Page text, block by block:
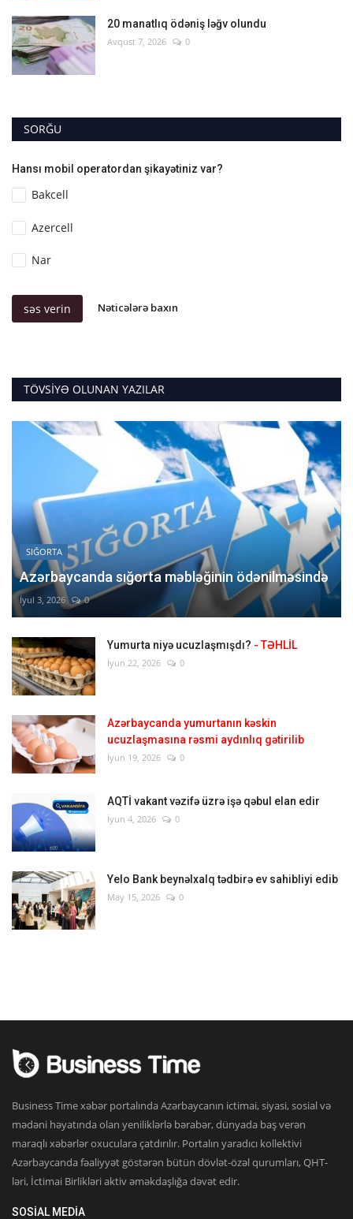
20 manatlıq ödəniş ləğv olundu
Avqust 7, 2026 0
SORĞU
Hansı mobil operatordan şikayətiniz var?
Bakcell
Azercell
Nar
səs verin Nəticələrə baxın
TÖVSIYƏ OLUNAN YAZILAR
SIĞORTA
Azərbaycanda sığorta məbləğinin ödənilməsində
İyul 3, 2026 0
Yumurta niyə ucuzlaşmışdı? - TƏHLİL
İyun 22, 2026 0
Azərbaycanda yumurtanın kəskin
ucuzlaşmasına rəsmi aydınlıq gətirilib
İyun 19, 2026 0
AQTİ vakant vəzifə üzrə işə qəbul elan edir
İyun 4, 2026 0
Yelo Bank beynəlxalq tədbirə ev sahibliyi edib
May 15, 2026 0
Business Time xəbər portalında Azərbaycanın ictimai, siyasi, sosial və
mədəni həyatında olan yeniliklərlə bərabər, dünyada baş verən
maraqlı xəbərlər oxuculara çatdırılır. Portalın yaradıcı kollektivi
Azərbaycanda fəaliyyət göstərən bütün dövlət-özəl qurumları, QHT-
ləri, İctimai Birlikləri aktiv əməkdaşlığa dəvət edir.
SOSIAL MEDIA